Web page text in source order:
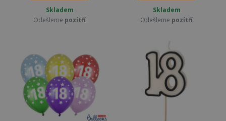
Skladem
Odešleme pozítří
Skladem
Odešleme pozítří